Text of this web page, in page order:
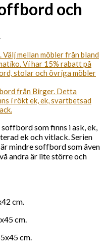
och
som finns i ask, ek,
ek och vitlack. Serien
mindre soffbord som även
andra är lite större och
cm.
cm.
cm.